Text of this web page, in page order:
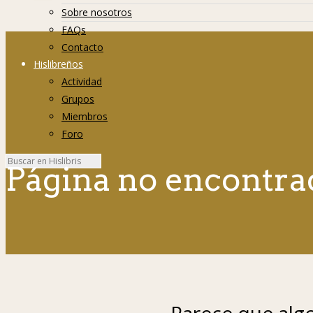
Sobre nosotros
FAQs
Contacto
Hislibreños
Actividad
Grupos
Miembros
Foro
Página no